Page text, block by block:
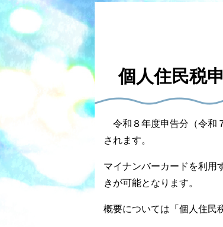
個人住民税
令和８年度申告分（令和
されます。
マイナンバーカードを利用
きが可能となります。
概要については「個人住民